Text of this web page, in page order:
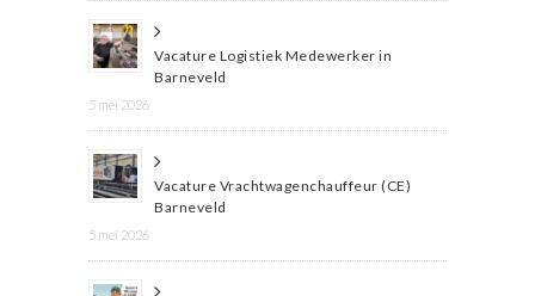
Vacature Logistiek Medewerker in
Barneveld
5 mei 2026
Vacature Vrachtwagenchauffeur (CE)
Barneveld
5 mei 2026